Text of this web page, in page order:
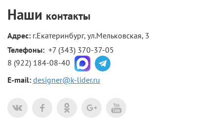
Наши контакты
Адрес: г.Екатеринбург, ул.Мельковская, 3
Телефоны: +7 (343) 370-37-05
8 (922) 184-08-40
E-mail: designer@k-lider.ru